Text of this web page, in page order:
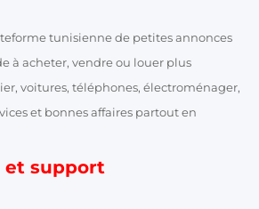
tunisienne de petites annonces
à acheter, vendre ou louer plus
voitures, téléphones, électroménager,
et bonnes affaires partout en
et support